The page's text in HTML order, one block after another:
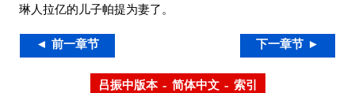
琳人拉亿的儿子帕提为妻了。
◄ 前一章节 下一章节 ►
吕振中版本 – 简体中文 – 索引